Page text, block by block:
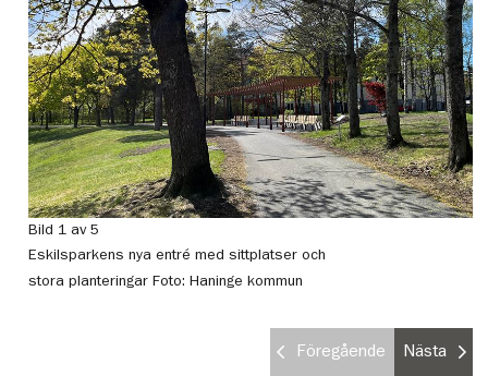
Bild 1 av 5
Eskilsparkens nya entré med sittplatser och
stora planteringarFoto: Haninge kommun
Föregående Nästa